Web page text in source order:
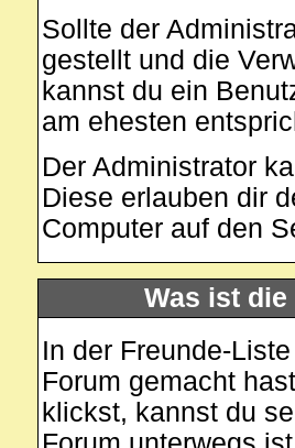
Sollte der
gestellt und die
kannst du ein
am ehesten
Der Administrator
Diese erlauben dir
Computer auf den
Was ist
In der Freunde-
Forum gemacht
klickst, kannst du